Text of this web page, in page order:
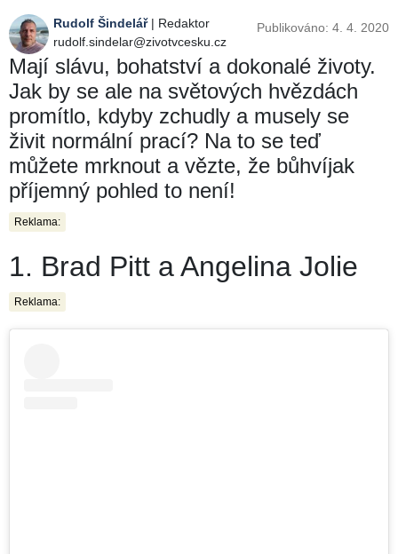
Rudolf Šindelář| Redaktor
rudolf.sindelar@zivotvcesku.cz
Publikováno: 4. 4. 2020
Mají slávu, bohatství a dokonalé životy.
Jak by se ale na světových hvězdách
promítlo, kdyby zchudly a musely se
živit normální prací? Na to se teď
můžete mrknout a vězte, že bůhvíjak
příjemný pohled to není!
Reklama:
1. Brad Pitt a Angelina Jolie
Reklama: